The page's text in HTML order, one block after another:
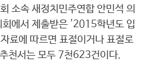
소속 새정치민주연합 안민석 의
에서 제출받은 '2015학년도 입
료에 따르면 표절이거나 표절로
천서는 모두 7천623건이다.